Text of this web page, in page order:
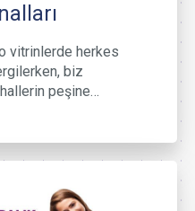
vitrinlerde herkes
biz
peşine…